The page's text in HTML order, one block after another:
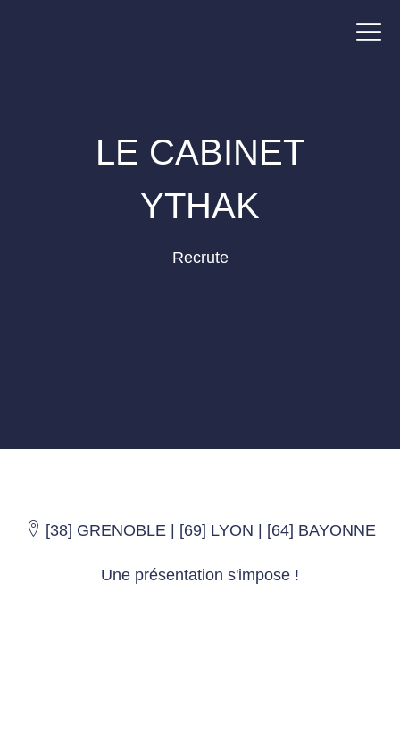
LE CABINET
YTHAK
Recrute
[38] GRENOBLE | [69] LYON | [64] BAYONNE
Une présentation s'impose !